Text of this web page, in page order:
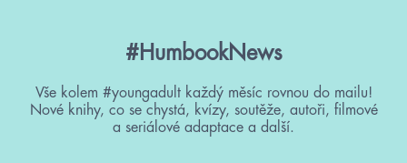
#HumbookNews
Vše kolem #youngadult každý měsíc rovnou do mailu!
Nové knihy, co se chystá, kvízy, soutěže, autoři, filmové
a seriálové adaptace a další.